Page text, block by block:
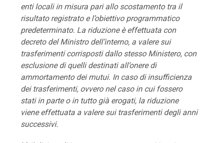
enti locali in misura pari allo scostamento tra il
risultato registrato e l’obiettivo programmatico
predeterminato. La riduzione è effettuata con
decreto del Ministro dell’interno, a valere sui
trasferimenti corrisposti dallo stesso Ministero, con
esclusione di quelli destinati all’onere di
ammortamento dei mutui. In caso di insufficienza
dei trasferimenti, ovvero nel caso in cui fossero
stati in parte o in tutto già erogati, la riduzione
viene effettuata a valere sui trasferimenti degli anni
successivi.